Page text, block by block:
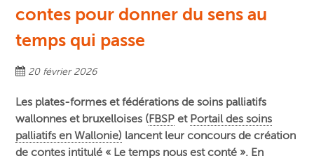
contes pour donner du sens au
temps qui passe
20 février 2026
Les plates-formes et fédérations de soins palliatifs
wallonnes et bruxelloises (FBSP et Portail des soins
palliatifs en Wallonie) lancent leur concours de création
de contes intitulé « Le temps nous est conté ». En